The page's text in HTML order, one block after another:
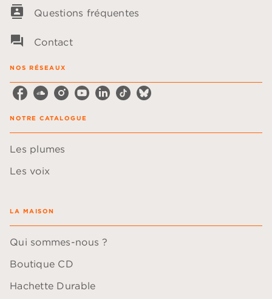
contacts Questions fréquentes
question_answer Contact
NOS RÉSEAUX
NOTRE CATALOGUE
Les plumes
Les voix
LA MAISON
Qui sommes-nous ?
Boutique CD
Hachette Durable